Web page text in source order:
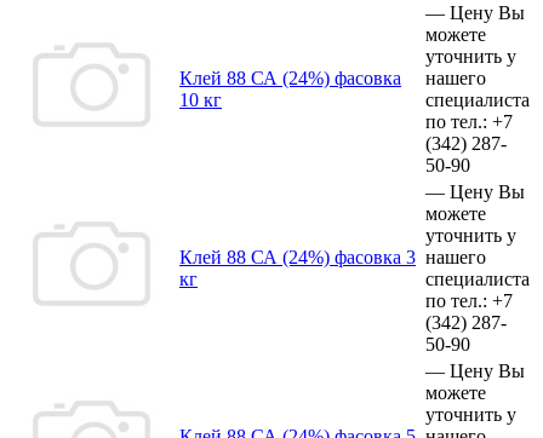
Клей 88 СА (24%) фасовка
10 кг
— Цену Вы
можете
уточнить у
нашего
специалиста
по тел.: +7
(342) 287-
50-90
Клей 88 СА (24%) фасовка 3
кг
— Цену Вы
можете
уточнить у
нашего
специалиста
по тел.: +7
(342) 287-
50-90
— Цену Вы
можете
уточнить у